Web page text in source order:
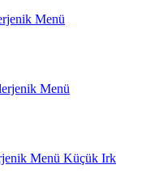
Menü
Menü
Menü Küçük Irk